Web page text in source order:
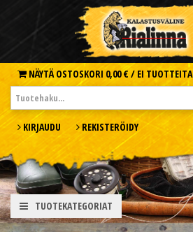
NÄYTÄ OSTOSKORI 0,00 € / EI TUOTTEITA
KIRJAUDU REKISTERÖIDY
TUOTEKATEGORIAT